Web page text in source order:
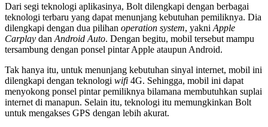
Dari segi teknologi aplikasinya, Bolt dilengkapi dengan berbagai
teknologi terbaru yang dapat menunjang kebutuhan pemiliknya. Dia
dilengkapi dengan dua pilihan operation system, yakni Apple
Carplay dan Android Auto. Dengan begitu, mobil tersebut mampu
tersambung dengan ponsel pintar Apple ataupun Android.
Tak hanya itu, untuk menunjang kebutuhan sinyal internet, mobil ini
dilengkapi dengan teknologi wifi 4G. Sehingga, mobil ini dapat
menyokong ponsel pintar pemiliknya bilamana membutuhkan suplai
internet di manapun. Selain itu, teknologi itu memungkinkan Bolt
untuk mengakses GPS dengan lebih akurat.